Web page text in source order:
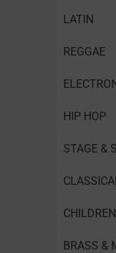
LATIN
REGGAE
HIP HOP
STAGE &
CLASSICAL
BRASS &